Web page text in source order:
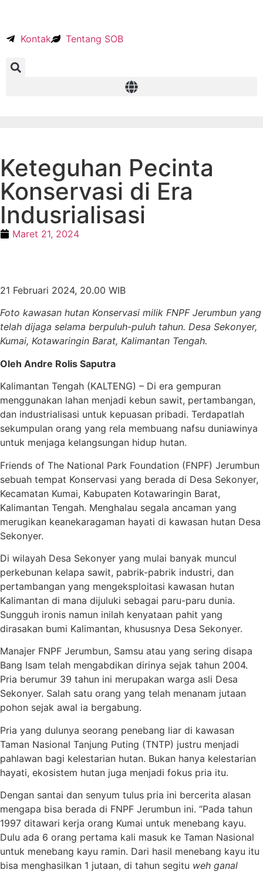
Kontak Tentang SOB
Keteguhan Pecinta
Konservasi di Era
Indusrialisasi
Maret 21, 2024
21 Februari 2024, 20.00 WIB
Foto kawasan hutan Konservasi milik FNPF Jerumbun yang
telah dijaga selama berpuluh-puluh tahun. Desa Sekonyer,
Kumai, Kotawaringin Barat, Kalimantan Tengah.
Oleh Andre Rolis Saputra
Kalimantan Tengah (KALTENG) – Di era gempuran
menggunakan lahan menjadi kebun sawit, pertambangan,
dan industrialisasi untuk kepuasan pribadi. Terdapatlah
sekumpulan orang yang rela membuang nafsu duniawinya
untuk menjaga kelangsungan hidup hutan.
Friends of The National Park Foundation (FNPF) Jerumbun
sebuah tempat Konservasi yang berada di Desa Sekonyer,
Kecamatan Kumai, Kabupaten Kotawaringin Barat,
Kalimantan Tengah. Menghalau segala ancaman yang
merugikan keanekaragaman hayati di kawasan hutan Desa
Sekonyer.
Di wilayah Desa Sekonyer yang mulai banyak muncul
perkebunan kelapa sawit, pabrik-pabrik industri, dan
pertambangan yang mengeksploitasi kawasan hutan
Kalimantan di mana dijuluki sebagai paru-paru dunia.
Sungguh ironis namun inilah kenyataan pahit yang
dirasakan bumi Kalimantan, khususnya Desa Sekonyer.
Manajer FNPF Jerumbun, Samsu atau yang sering disapa
Bang Isam telah mengabdikan dirinya sejak tahun 2004.
Pria berumur 39 tahun ini merupakan warga asli Desa
Sekonyer. Salah satu orang yang telah menanam jutaan
pohon sejak awal ia bergabung.
Pria yang dulunya seorang penebang liar di kawasan
Taman Nasional Tanjung Puting (TNTP) justru menjadi
pahlawan bagi kelestarian hutan. Bukan hanya kelestarian
hayati, ekosistem hutan juga menjadi fokus pria itu.
Dengan santai dan senyum tulus pria ini bercerita alasan
mengapa bisa berada di FNPF Jerumbun ini. “Pada tahun
1997 ditawari kerja orang Kumai untuk menebang kayu.
Dulu ada 6 orang pertama kali masuk ke Taman Nasional
untuk menebang kayu ramin. Dari hasil menebang kayu itu
bisa menghasilkan 1 jutaan, di tahun segitu weh ganal